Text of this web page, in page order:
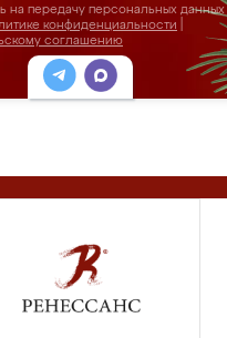
на передачу персональных данных
конфиденциальности
соглашению